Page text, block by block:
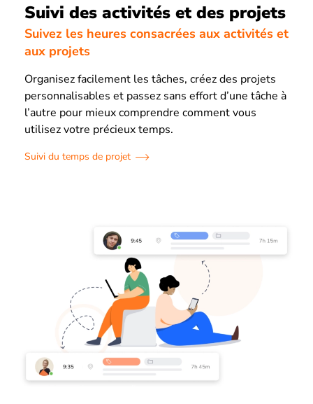
Suivi des activités et des projets
Suivez les heures consacrées aux activités et
aux projets
Organisez facilement les tâches, créez des projets
personnalisables et passez sans effort d’une tâche à
l’autre pour mieux comprendre comment vous
utilisez votre précieux temps.
Suivi du temps de projet